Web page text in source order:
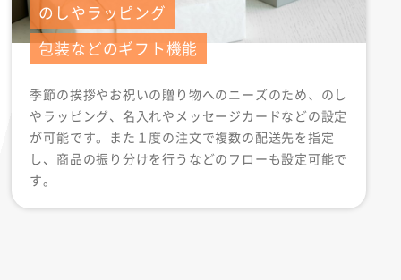
のしやラッピング
包装などのギフト機能
季節の挨拶やお祝いの贈り物へのニーズのため、のし
やラッピング、名入れやメッセージカードなどの設定
が可能です。また１度の注文で複数の配送先を指定
し、商品の振り分けを行うなどのフローも設定可能で
す。